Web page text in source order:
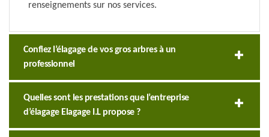
renseignements sur nos services.
Confiez l’élagage de vos gros arbres à un
professionnel
Quelles sont les prestations que l’entreprise
d’élagage Elagage I.L propose ?